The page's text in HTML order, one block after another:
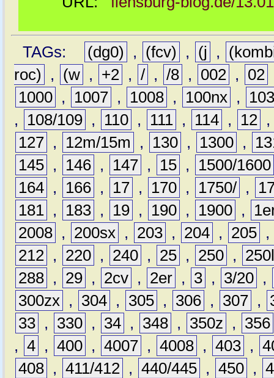
TAGs: (dg0) , (fcv) , (j ,
roc)
, (w , +2 , / , /8 , 002 , 02
1000 , 1007 , 1008 , 100nx ,
,
108/109 , 110 , 111 , 114 , 12
127 , 12m/15m , 130 , 1300 ,
145 , 146 , 147 , 15 ,
1500/1600
164 , 166 , 17 , 170 , 1750/ ,
181 , 183 , 19 , 190 , 1900 ,
2008 , 200sx , 203 , 204 , 205 ,
212 , 220 , 240 , 25 , 250 ,
288 , 29 , 2cv , 2er , 3 , 3/20 ,
300zx , 304 , 305 , 306 , 307 ,
33 , 330 , 34 , 348 , 350z ,
356
, 4 , 400 , 4007 , 4008 , 403 ,
408 , 411/412 , 440/445 , 450 ,